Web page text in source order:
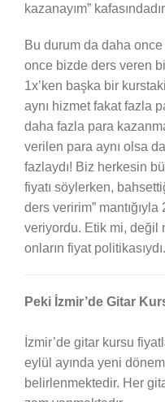
kazanayım”
Bu durum da daha once
once bizde ders veren
1x’ken başka bir
aynı hizmet fakat fazla
daha fazla para
verilen para aynı olsa
fazlaydı! Biz herkesin
fiyatı söylerken,
ders veririm”
veriyordu. Etik mi, değil
onların fiyat politikasıydı.
Peki İzmir’de Gitar
İzmir’de gitar kursu
eylül ayında yeni
belirlenmektedir. Her